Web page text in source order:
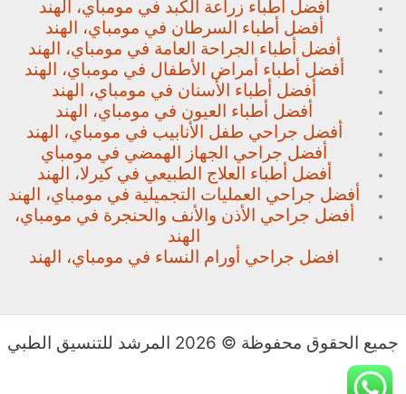
أفضل أطباء زراعة الكبد في مومباي، الهند
أفضل أطباء السرطان في مومباي، الهند
أفضل أطباء الجراحة العامة في مومباي، الهند
أفضل أطباء أمراض الأطفال في مومباي، الهند
أفضل أطباء الأسنان في مومباي، الهند
أفضل أطباء العيون في مومباي، الهند
أفضل جراحي طفل الأنابيب في مومباي، الهند
أفضل جراحي الجهاز الهمضي في مومباي
أفضل أطباء العلاج الطبيعي في كيرلا، الهند
أفضل جراحي العمليات التجميلية في مومباي، الهند
أفضل جراحي الأذن والأنف والحنجرة في مومباي،
الهند
افضل جراحي أورام النساء في مومباي، الهند
جميع الحقوق محفوظة © 2026 المرشد للتنسيق الطبي